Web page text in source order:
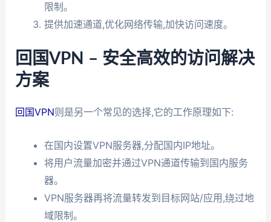
限制。
提供加速通道,优化网络传输,加快访问速度。
回国VPN – 安全高效的访问解决
方案
回国VPN则是另一个常见的选择,它的工作原理如下:
在国内设置VPN服务器,分配国内IP地址。
将用户流量加密并通过VPN通道传输到国内服务
器。
VPN服务器再将流量转发到目标网站/应用,绕过地
域限制。